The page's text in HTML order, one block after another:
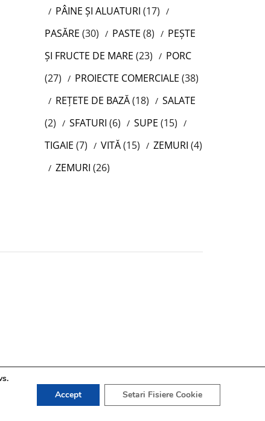
PÂINE ȘI ALUATURI (17)
PASĂRE (30) PASTE (8)
PEȘTE
ȘI FRUCTE DE MARE (23)
PORC
(27)
PROIECTE COMERCIALE (38)
REȚETE DE BAZĂ(18)
SALATE
(2)
SFATURI (6) SUPE (15)
TIGAIE (7) VITĂ(15) ZEMURI (4)
ZEMURI (26)
Accept Setari Fisiere Cookie